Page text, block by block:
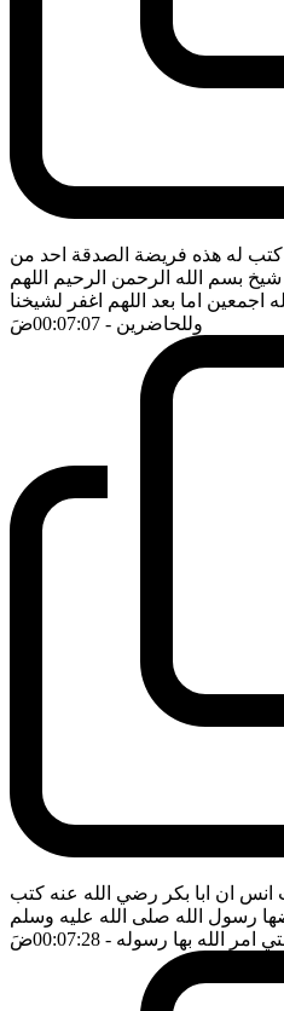
كتب له هذه فريضة الصدقة احد من
بسم الله الرحمن الرحيم اللهم
اما بعد اللهم اغفر لشيخنا
وللحاضرين - 00:07:07 ضَ
انس ان ابا بكر رضي الله عنه كتب
رسول الله صلى الله عليه وسلم
امر الله بها رسوله - 00:07:28 ضَ